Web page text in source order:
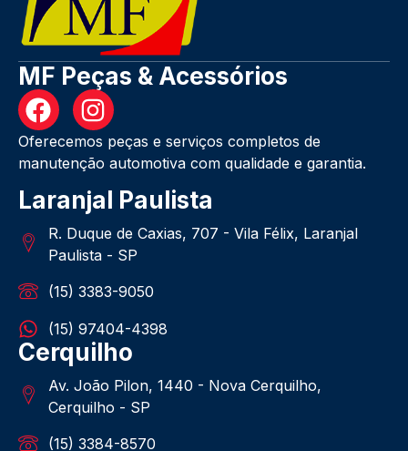
MF Peças & Acessórios
Oferecemos peças e serviços completos de
manutenção automotiva com qualidade e garantia.
Laranjal Paulista
R. Duque de Caxias, 707 - Vila Félix, Laranjal
Paulista - SP
(15) 3383-9050
(15) 97404-4398
Cerquilho
Av. João Pilon, 1440 - Nova Cerquilho,
Cerquilho - SP
(15) 3384-8570